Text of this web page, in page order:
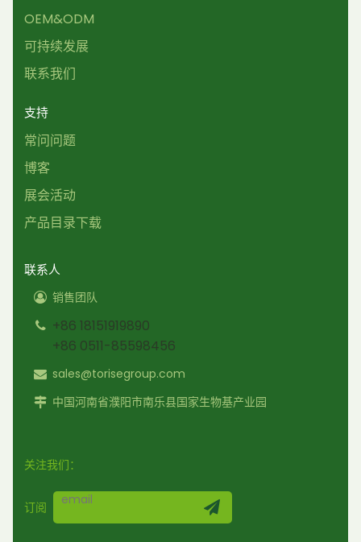
OEM&ODM
可持续发展
联系我们
支持
常问问题
博客
展会活动
产品目录下载
联系人
销售团队
+86 18151919890
+86 0511-85598456
sales@torisegroup.com
中国河南省濮阳市南乐县国家生物基产业园
关注我们：
订阅